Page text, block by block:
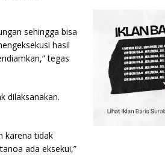
sehingga bisa
hasil
tegas
dilaksanakan.
karena tidak
ada eksekui,”